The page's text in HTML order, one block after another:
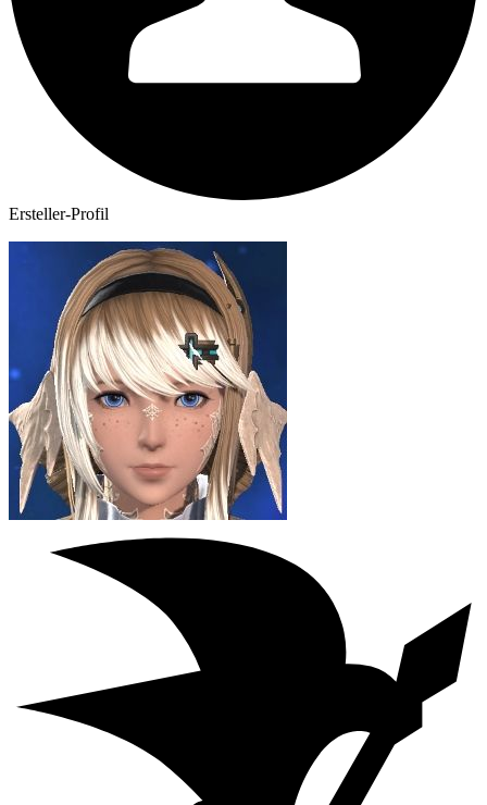
Ersteller-Profil